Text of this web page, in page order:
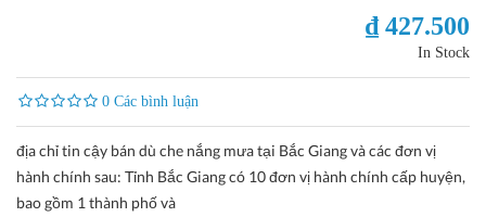
₫ 427.500
In Stock
0 Các bình luận
địa chỉ tin cậy bán dù che nắng mưa tại Bắc Giang và các đơn vị
hành chính sau: Tỉnh Bắc Giang có 10 đơn vị hành chính cấp huyện,
bao gồm 1 thành phố và